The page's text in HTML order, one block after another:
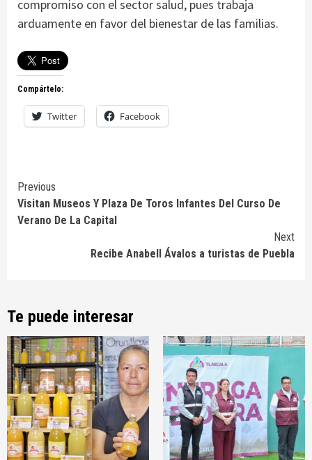
compromiso con el sector salud, pues trabaja
arduamente en favor del bienestar de las familias.
Compártelo:
Twitter Facebook
Continue
Reading
Previous
Visitan Museos Y Plaza De Toros Infantes Del Curso De
Verano De La Capital
Next
Recibe Anabell Ávalos a turistas de Puebla
Te puede interesar